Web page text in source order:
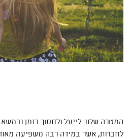
המטרה שלנו: לייעל ולחסוך בזמן
לחברות, אשר במידה רבה משפיעה